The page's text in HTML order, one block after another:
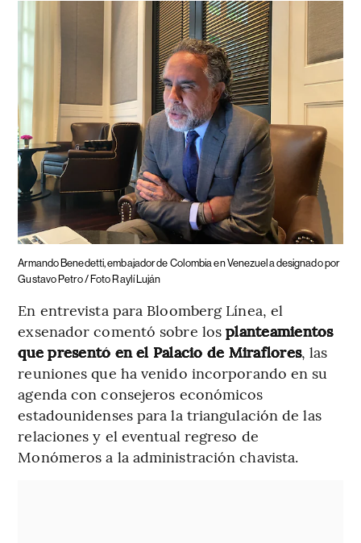
Armando Benedetti, embajador de Colombia en Venezuela designado por
Gustavo Petro / Foto Raylí Luján
En entrevista para Bloomberg Línea, el
exsenador comentó sobre losplanteamientos
que presentó en el Palacio de Miraflores, las
reuniones que ha venido incorporando en su
agenda con consejeros económicos
estadounidenses para la triangulación de las
relaciones y el eventual regreso de
Monómeros a la administración chavista.